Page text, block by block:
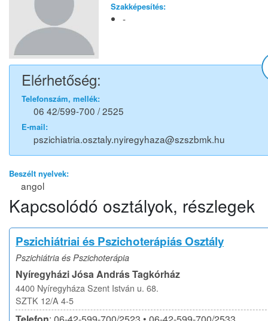
Szakképesítés:
-
Elérhetőség:
Telefonszám, mellék:
06 42/599-700 / 2525
E-mail:
pszichiatria.osztaly.nyiregyhaza@szszbmk.hu
Beszélt nyelvek:
angol
Kapcsolódó osztályok, részlegek
Pszichiátriai és Pszichoterápiás Osztály
Pszichiátria és Pszichoterápia
Nyíregyházi Jósa András Tagkórház
4400 Nyíregyháza Szent István u. 68.
SZTK 12/A 4-5